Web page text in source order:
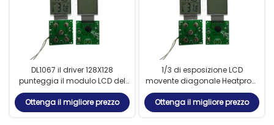
DL1067 il driver 128X128
punteggia il modulo LCD del
carattere
Ottenga il migliore prezzo
1/3 di esposizione LCD
movente diagonale Heatproof
di metodo HTN
Ottenga il migliore prezzo